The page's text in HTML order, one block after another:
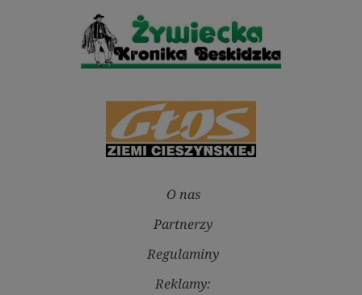
O nas
Partnerzy
Regulaminy
Reklamy: